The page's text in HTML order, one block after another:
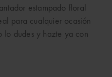
estampado floral
para cualquier ocasión
lo dudes y hazte ya con